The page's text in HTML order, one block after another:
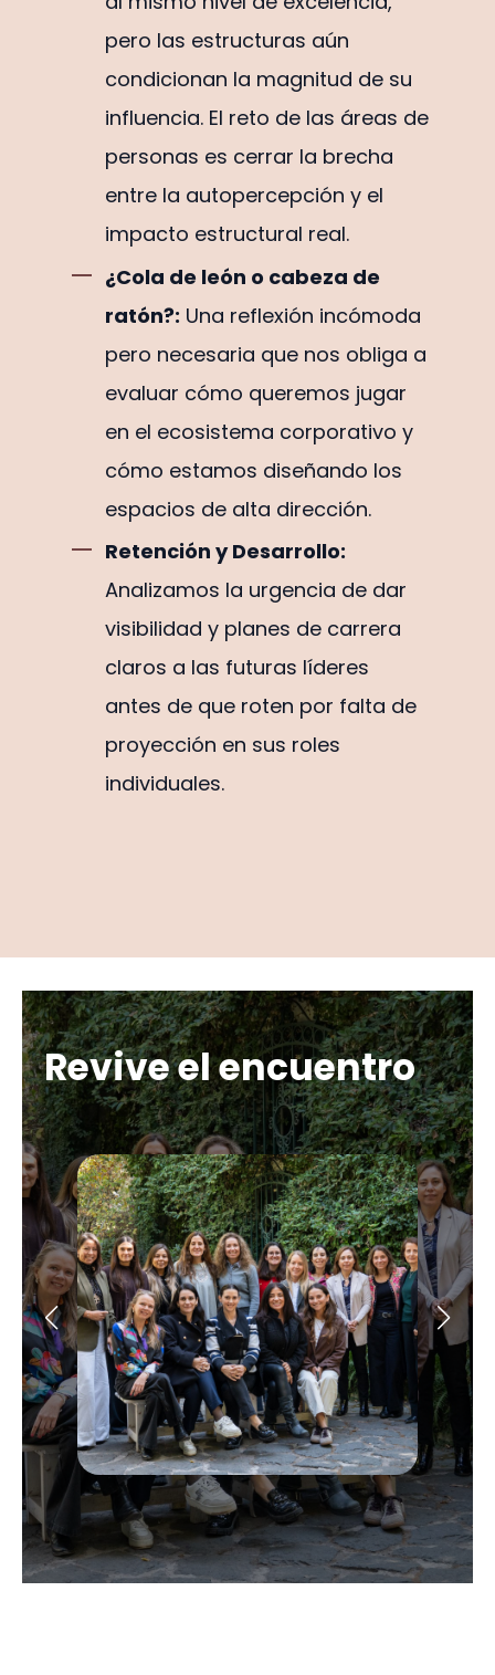
pero las estructuras aún
condicionan la magnitud de su
influencia. El reto de las áreas de
personas es cerrar la brecha
entre la autopercepción y el
impacto estructural real.
¿Cola de león o cabeza de
ratón?: Una reflexión incómoda
pero necesaria que nos obliga a
evaluar cómo queremos jugar
en el ecosistema corporativo y
cómo estamos diseñando los
espacios de alta dirección.
Retención y Desarrollo:
Analizamos la urgencia de dar
visibilidad y planes de carrera
claros a las futuras líderes
antes de que roten por falta de
proyección en sus roles
individuales.
Revive el encuentro